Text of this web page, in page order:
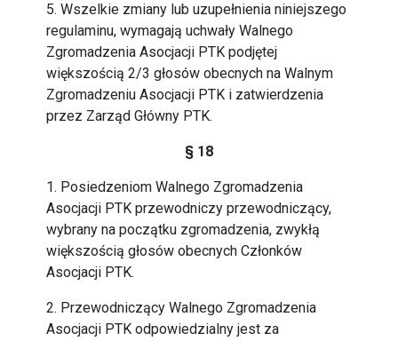
5. Wszelkie zmiany lub uzupełnienia niniejszego
regulaminu, wymagają uchwały Walnego
Zgromadzenia Asocjacji PTK podjętej
większością 2/3 głosów obecnych na Walnym
Zgromadzeniu Asocjacji PTK i zatwierdzenia
przez Zarząd Główny PTK.
§ 18
1. Posiedzeniom Walnego Zgromadzenia
Asocjacji PTK przewodniczy przewodniczący,
wybrany na początku zgromadzenia, zwykłą
większością głosów obecnych Członków
Asocjacji PTK.
2. Przewodniczący Walnego Zgromadzenia
Asocjacji PTK odpowiedzialny jest za